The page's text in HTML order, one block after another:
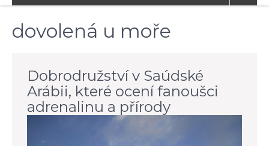
dovolená u moře
Dobrodružství v Saúdské
Arábii, které ocení fanoušci
adrenalinu a přírody